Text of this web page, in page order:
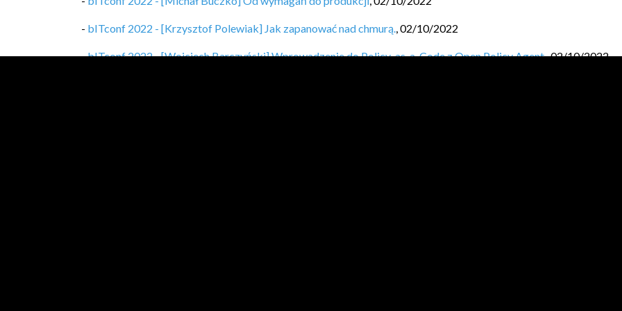
- bITconf 2022 - [Krzysztof Polewiak] Jak zapanować nad chmurą.,02/10/2022
-bITconf 2022 - [Wojciech Barczyński] Wprowadzenie do Policy-as-a-Code z Open Policy Agent.,02/10/2022